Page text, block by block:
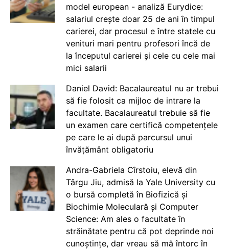
model european - analiză Eurydice:
salariul crește doar 25 de ani în timpul
carierei, dar procesul e între statele cu
venituri mari pentru profesori încă de
la începutul carierei și cele cu cele mai
mici salarii
Daniel David: Bacalaureatul nu ar trebui
să fie folosit ca mijloc de intrare la
facultate. Bacalaureatul trebuie să fie
un examen care certifică competențele
pe care le ai după parcursul unui
învățământ obligatoriu
Andra-Gabriela Cîrstoiu, elevă din
Târgu Jiu, admisă la Yale University cu
o bursă completă în Biofizică și
Biochimie Moleculară și Computer
Science: Am ales o facultate în
străinătate pentru că pot deprinde noi
cunoștințe, dar vreau să mă întorc în